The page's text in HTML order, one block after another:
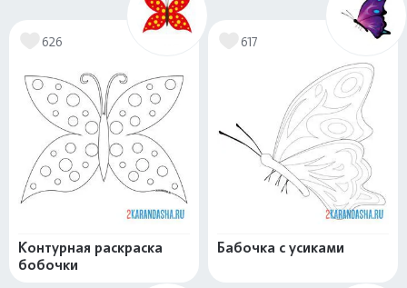
626
Контурная раскраска
бобочки
617
Бабочка с усиками